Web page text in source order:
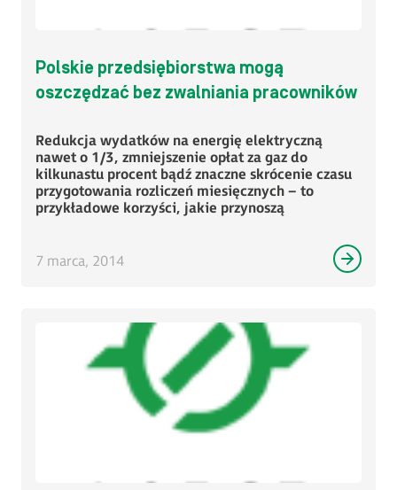
Polskie przedsiębiorstwa mogą
oszczędzać bez zwalniania pracowników
Redukcja wydatków na energię elektryczną
nawet o 1/3, zmniejszenie opłat za gaz do
kilkunastu procent bądź znaczne skrócenie czasu
przygotowania rozliczeń miesięcznych – to
przykładowe korzyści, jakie przynoszą
7 marca, 2014